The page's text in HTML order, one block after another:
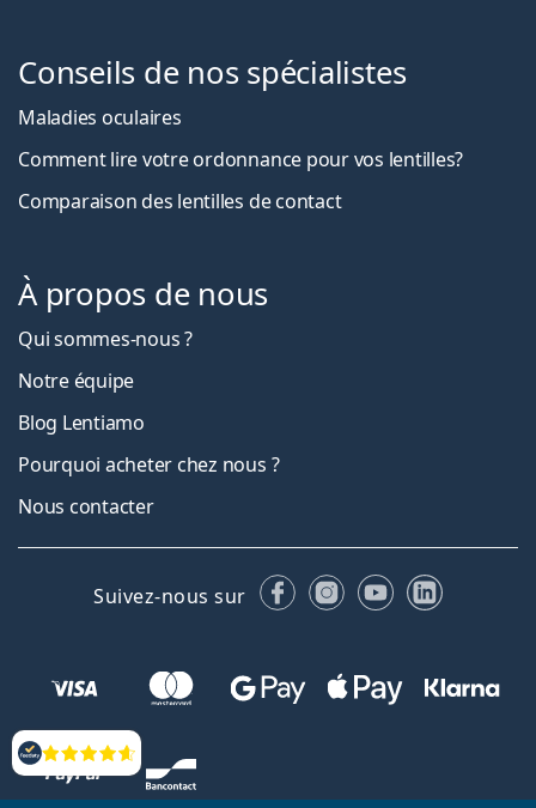
Évaluation
Conseils de nos spécialistes
Maladies oculaires
Comment lire votre ordonnance pour vos lentilles?
Comparaison des lentilles de contact
À propos de nous
Qui sommes-nous ?
Notre équipe
Blog Lentiamo
Pourquoi acheter chez nous ?
Nous contacter
Suivez-nous sur FacebookInstagram
YouTubeLinkedIn